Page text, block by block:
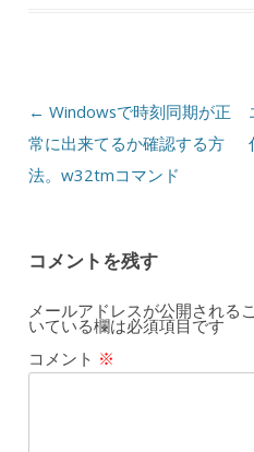
投稿ナビゲーション
← Windowsで時刻同期が正
常に出来てるか確認する方
法。w32tmコマンド
コメントを残す
メールアドレスが公開される
いている欄は必須項目です
コメント ※